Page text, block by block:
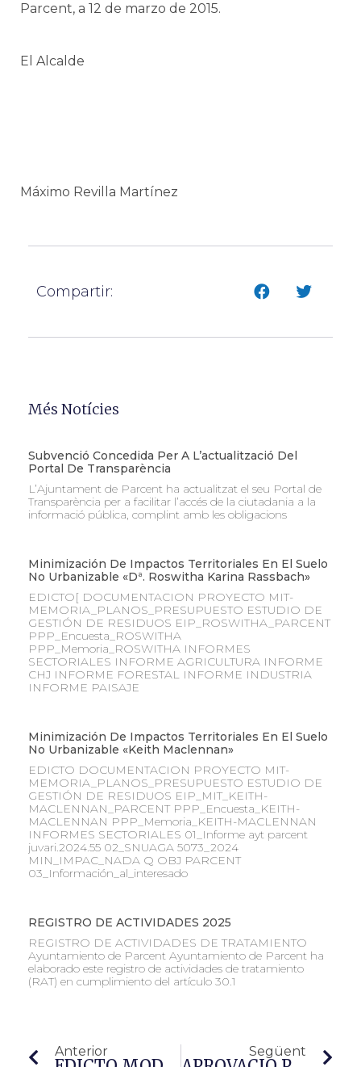
Parcent, a 12 de marzo de 2015.
El Alcalde
Máximo Revilla Martínez
Compartir:
Més Notícies
Subvenció Concedida Per A L’actualització Del
Portal De Transparència
L’Ajuntament de Parcent ha actualitzat el seu Portal de
Transparència per a facilitar l’accés de la ciutadania a la
informació pública, complint amb les obligacions
Minimización De Impactos Territoriales En El Suelo
No Urbanizable «Dª. Roswitha Karina Rassbach»
EDICTO[ DOCUMENTACION PROYECTO MIT-
MEMORIA_PLANOS_PRESUPUESTO ESTUDIO DE
GESTIÓN DE RESIDUOS EIP_ROSWITHA_PARCENT
PPP_Encuesta_ROSWITHA
PPP_Memoria_ROSWITHA INFORMES
SECTORIALES INFORME AGRICULTURA INFORME
CHJ INFORME FORESTAL INFORME INDUSTRIA
INFORME PAISAJE
Minimización De Impactos Territoriales En El Suelo
No Urbanizable «Keith Maclennan»
EDICTO DOCUMENTACION PROYECTO MIT-
MEMORIA_PLANOS_PRESUPUESTO ESTUDIO DE
GESTIÓN DE RESIDUOS EIP_MIT_KEITH-
MACLENNAN_PARCENT PPP_Encuesta_KEITH-
MACLENNAN PPP_Memoria_KEITH-MACLENNAN
INFORMES SECTORIALES 01_Informe ayt parcent
juvari.2024.55 02_SNUAGA 5073_2024
MIN_IMPAC_NADA Q OBJ PARCENT
03_Información_al_interesado
REGISTRO DE ACTIVIDADES 2025
REGISTRO DE ACTIVIDADES DE TRATAMIENTO
Ayuntamiento de Parcent Ayuntamiento de Parcent ha
elaborado este registro de actividades de tratamiento
(RAT) en cumplimiento del artículo 30.1
Anterior Següent